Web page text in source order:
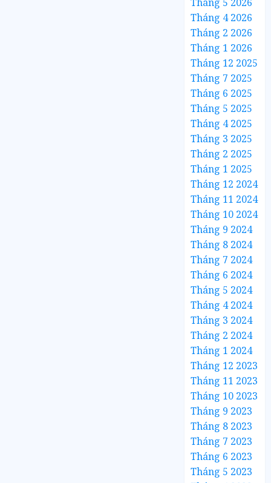
Tháng 4 2026
Tháng 2 2026
Tháng 1 2026
Tháng 12 2025
Tháng 7 2025
Tháng 6 2025
Tháng 5 2025
Tháng 4 2025
Tháng 3 2025
Tháng 2 2025
Tháng 1 2025
Tháng 12 2024
Tháng 11 2024
Tháng 10 2024
Tháng 9 2024
Tháng 8 2024
Tháng 7 2024
Tháng 6 2024
Tháng 5 2024
Tháng 4 2024
Tháng 3 2024
Tháng 2 2024
Tháng 1 2024
Tháng 12 2023
Tháng 11 2023
Tháng 10 2023
Tháng 9 2023
Tháng 8 2023
Tháng 7 2023
Tháng 6 2023
Tháng 5 2023